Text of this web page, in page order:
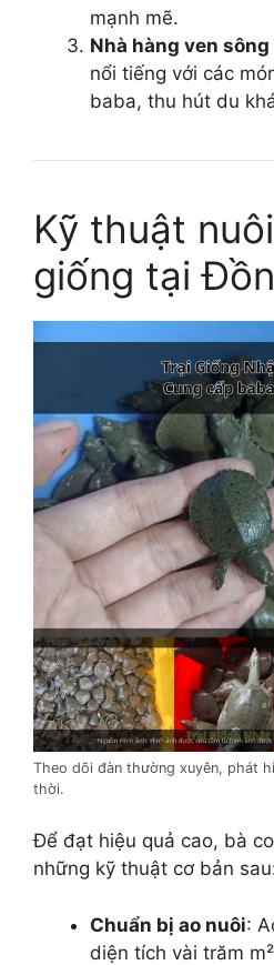
mạnh mẽ.
Nhà hàng ven
nổi tiếng với các
baba, thu hút du
Kỹ thuật
giống tại
Theo dõi đàn thường xuyên, phát
thời.
Để đạt hiệu quả cao, bà
những kỹ thuật cơ bản
Chuẩn bị ao nuôi:
diện tích vài trăm